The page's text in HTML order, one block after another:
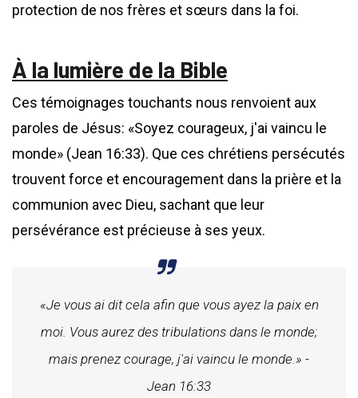
protection de nos frères et sœurs dans la foi.
À la lumière de la Bible
Ces témoignages touchants nous renvoient aux
paroles de Jésus: «Soyez courageux, j'ai vaincu le
monde» (Jean 16:33). Que ces chrétiens persécutés
trouvent force et encouragement dans la prière et la
communion avec Dieu, sachant que leur
persévérance est précieuse à ses yeux.
«Je vous ai dit cela afin que vous ayez la paix en
moi. Vous aurez des tribulations dans le monde;
mais prenez courage, j'ai vaincu le monde.» -
Jean 16:33